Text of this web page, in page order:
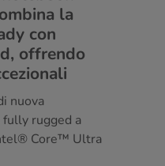
la
con
offrendo
nuova
rugged a
Core™ Ultra